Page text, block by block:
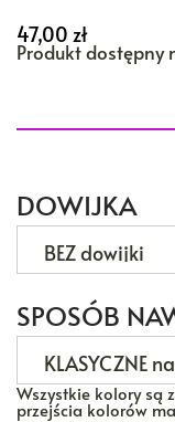
47,00 zł
Produkt dostępny
DOWIJKA
SPOSÓB
Wszystkie kolory są
przejścia kolorów